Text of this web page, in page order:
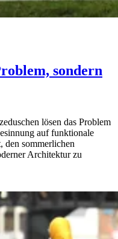
sondern
lösen das Problem
auf funktionale
den sommerlichen
Architektur zu